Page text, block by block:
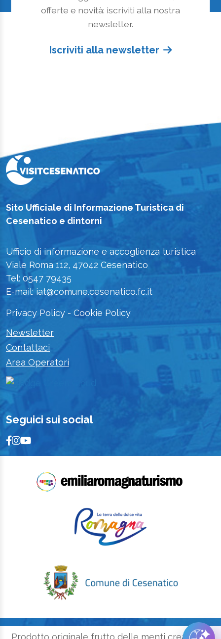
offerte e novità: iscriviti alla nostra
newsletter.
Iscriviti alla newsletter
Sito Ufficiale di Informazione Turistica di
Cesenatico e dintorni
Ufficio di informazione e accoglienza turistica
Viale Roma 112, 47042 Cesenatico
Tel: 0547 79435
E-mail: iat@comune.cesenatico.fc.it
Privacy Policy - Cookie Policy
Newsletter
Contattaci
Area Operatori
Seguici sui social